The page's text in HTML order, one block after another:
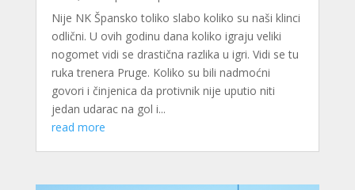
Nije NK Špansko toliko slabo koliko su naši klinci
odlični. U ovih godinu dana koliko igraju veliki
nogomet vidi se drastična razlika u igri. Vidi se tu
ruka trenera Pruge. Koliko su bili nadmoćni
govori i činjenica da protivnik nije uputio niti
jedan udarac na gol i...
read more